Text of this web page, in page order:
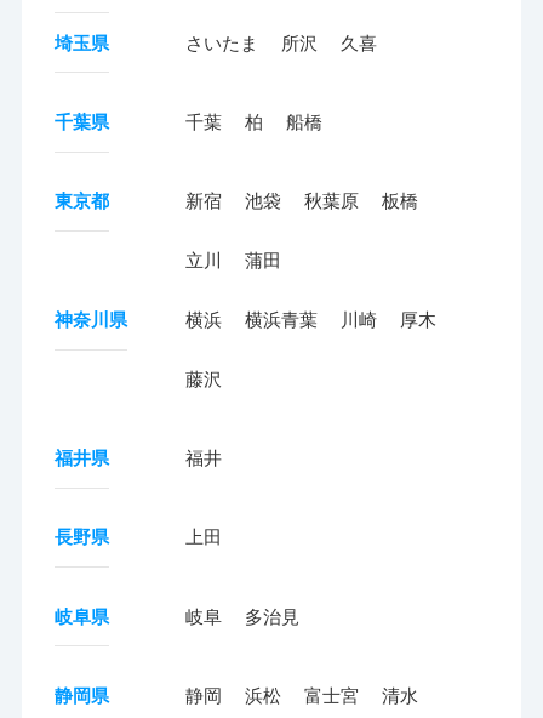
埼玉県 さいたま 所沢 久喜
千葉県 千葉 柏 船橋
東京都 新宿 池袋 秋葉原 板橋
立川 蒲田
神奈川県 横浜 横浜青葉 川崎 厚木
藤沢
福井県 福井
長野県 上田
岐阜県 岐阜 多治見
静岡県 静岡 浜松 富士宮 清水